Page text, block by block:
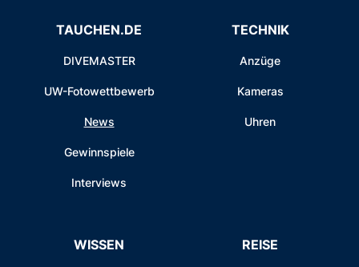
TAUCHEN.DE
DIVEMASTER
UW-Fotowettbewerb
News
Gewinnspiele
Interviews
TECHNIK
Anzüge
Kameras
Uhren
WISSEN REISE